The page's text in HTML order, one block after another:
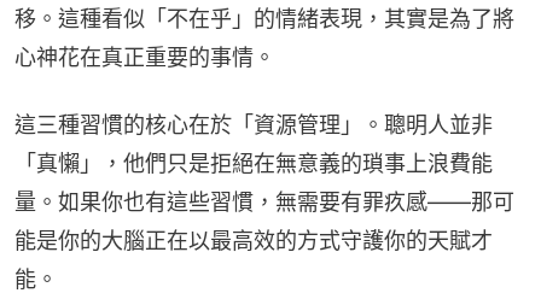
移。這種看似「不在乎」的情緒表現，其實是為了將
心神花在真正重要的事情。
這三種習慣的核心在於「資源管理」。聰明人並非
「真懶」，他們只是拒絕在無意義的瑣事上浪費能
量。如果你也有這些習慣，無需要有罪疚感——那可
能是你的大腦正在以最高效的方式守護你的天賦才
能。